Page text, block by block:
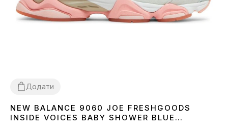
Додати
3637 38394041
NEW BALANCE 9060 JOE FRESHGOODS
INSIDE VOICES BABY SHOWER BLUE